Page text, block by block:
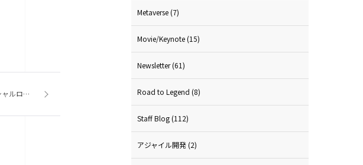
『クロマキー合成でソーシャルロガーのPV作成してみたよ』その２
Metaverse(7)
Movie/Keynote(15)
Newsletter(61)
Road to Legend (8)
Staff Blog(112)
アジャイル開発(2)